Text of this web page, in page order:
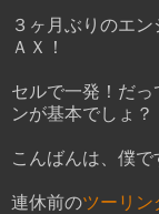
３ヶ月ぶりのエ
ＡＸ！
セルで一発！だ
ンが基本でしょ？
こんばんは、僕で
連休前のツーリン